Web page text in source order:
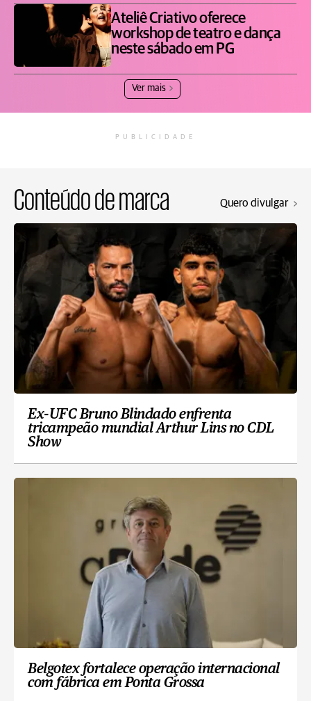
Ateliê Criativo oferece
workshop de teatro e dança
neste sábado em PG
Ver mais
PUBLICIDADE
Conteúdo de marca Quero divulgar
Ex-UFC Bruno Blindado enfrenta
tricampeão mundial Arthur Lins no CDL
Show
Belgotex fortalece operação internacional
com fábrica em Ponta Grossa